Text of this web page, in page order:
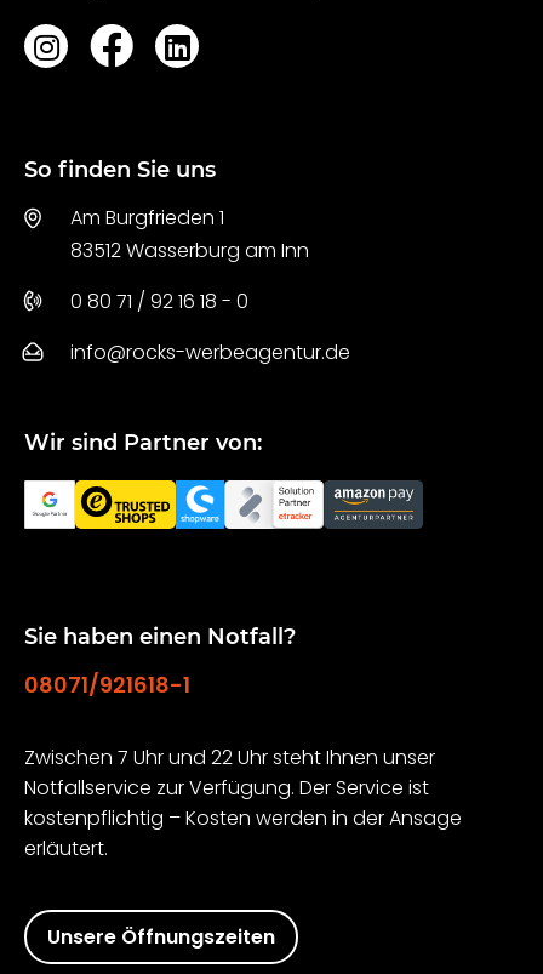
So finden Sie uns
Am Burgfrieden 1
83512 Wasserburg am Inn
0 80 71 / 92 16 18 - 0
info@rocks-werbeagentur.de
Wir sind Partner von:
Sie haben einen Notfall?
08071/921618-1
Zwischen 7 Uhr und 22 Uhr steht Ihnen unser
Notfallservice zur Verfügung. Der Service ist
kostenpflichtig – Kosten werden in der Ansage
erläutert.
Unsere Öffnungszeiten